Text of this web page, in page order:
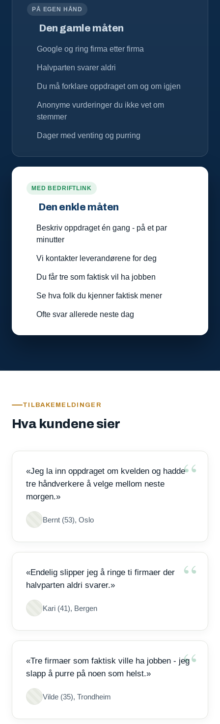
PÅ EGEN HÅND
Den gamle måten
Google og ring firma etter firma
Halvparten svarer aldri
Du må forklare oppdraget om og om igjen
Anonyme vurderinger du ikke vet om
stemmer
Dager med venting og purring
MED BEDRIFTLINK
Den enkle måten
Beskriv oppdraget én gang - på et par
minutter
Vi kontakter leverandørene for deg
Du får tre som faktisk vil ha jobben
Se hva folk du kjenner faktisk mener
Ofte svar allerede neste dag
TILBAKEMELDINGER
Hva kundene sier
«Jeg la inn oppdraget om kvelden og hadde
tre håndverkere å velge mellom neste
morgen.»
Bernt (53), Oslo
«Endelig slipper jeg å ringe ti firmaer der
halvparten aldri svarer.»
Kari (41), Bergen
«Tre firmaer som faktisk ville ha jobben - jeg
slapp å purre på noen som helst.»
Vilde (35), Trondheim